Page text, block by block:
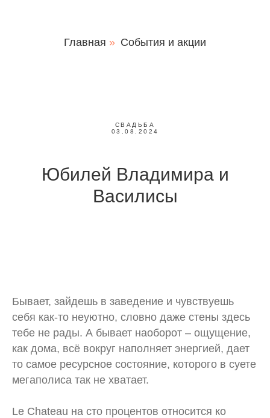
Главная » События и акции
СВАДЬБА
03.08.2024
Юбилей Владимира и
Василисы
Бывает, зайдешь в заведение и чувствуешь
себя как-то неуютно, словно даже стены здесь
тебе не рады. А бывает наоборот – ощущение,
как дома, всё вокруг наполняет энергией, дает
то самое ресурсное состояние, которого в суете
мегаполиса так не хватает.
Le Chateau на сто процентов относится ко